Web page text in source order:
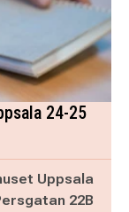
24-25
Uppsala
22B